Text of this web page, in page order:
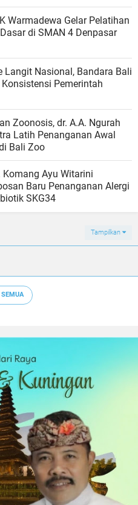
Warmadewa Gelar Pelatihan
di SMAN 4 Denpasar
Langit Nasional, Bandara Bali
Pemerintah
Zoonosis, dr. A.A. Ngurah
Latih Penanganan Awal
Bali Zoo
Komang Ayu Witarini
Baru Penanganan Alergi
SKG34
Tampilkan
SEMUA